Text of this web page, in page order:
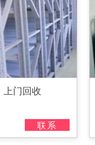
上门回收
联系